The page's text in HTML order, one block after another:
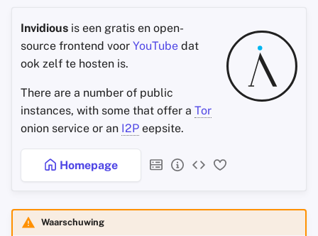
Invidious is een gratis en open-
source frontend voor YouTube dat
ook zelf te hosten is.
There are a number of public
instances, with some that offer a Tor
onion service or an I2P eepsite.
Homepage
Waarschuwing